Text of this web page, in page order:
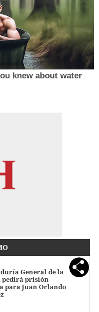
knew about water
General de la
pedirá prisión
para Juan Orlando